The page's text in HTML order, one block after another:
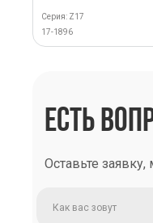
Серия: Z17
17-1896
ЕСТЬ
Оставьте